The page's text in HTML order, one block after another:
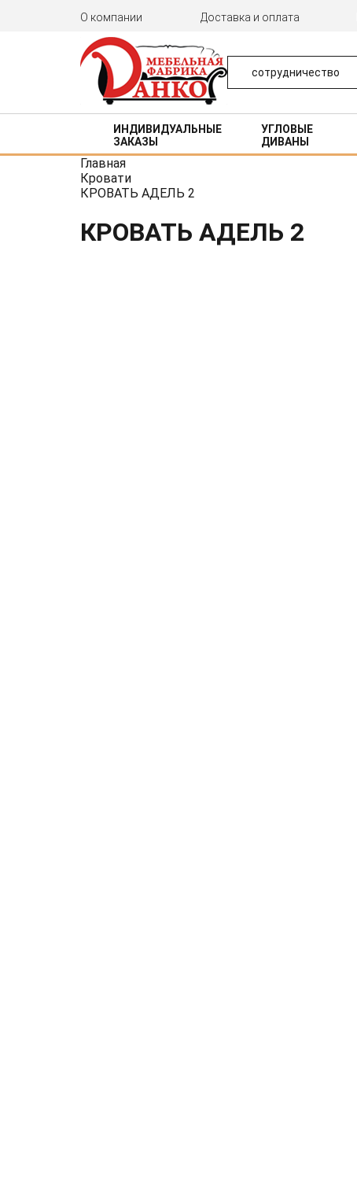
Main
navigation
О компании Доставка и оплата
сотрудничество
ИНДИВИДУАЛЬНЫЕ
ЗАКАЗЫ
УГЛОВЫЕ
ДИВАНЫ
Главная
Кровати
КРОВАТЬ АДЕЛЬ 2
КРОВАТЬ АДЕЛЬ 2